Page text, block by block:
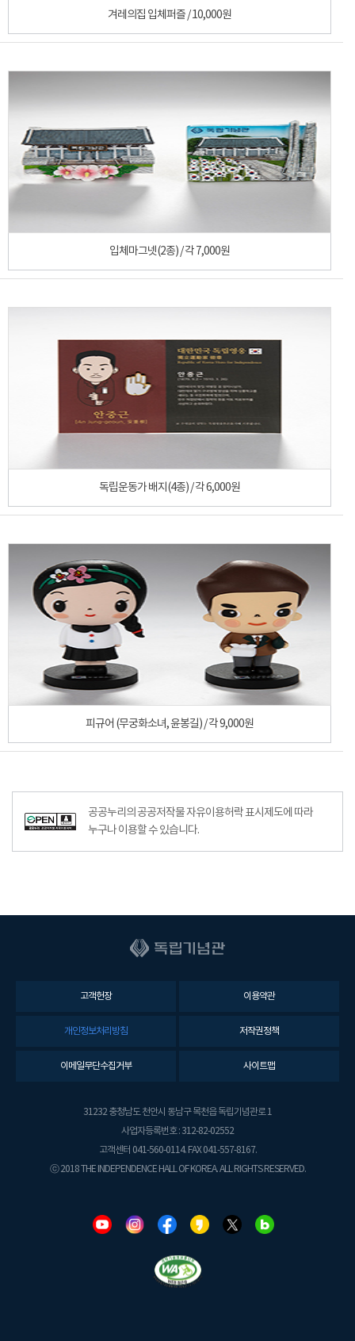
겨레의집 입체퍼즐 / 10,000원
입체마그넷(2종) / 각 7,000원
독립운동가 배지(4종) / 각 6,000원
피규어 (무궁화소녀, 윤봉길) / 각 9,000원
공공누리공공저작물자유이용허락–출처표시이미지
공공누리의 공공저작물 자유이용허락 표시제도에 따라
누구나 이용할 수 있습니다.
고객헌장 이용약관
개인정보처리방침 저작권정책
이메일무단수집거부 사이트맵
31232 충청남도 천안시 동남구 목천읍 독립기념관로 1
사업자등록번호 : 312-82-02552
고객센터 041-560-0114. FAX 041-557-8167.
ⓒ 2018 THE INDEPENDENCE HALL OF KOREA. ALL RIGHTS RESERVED.